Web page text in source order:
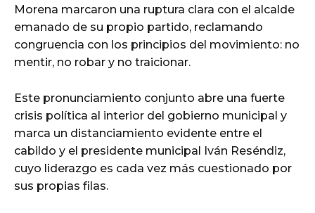
Morena marcaron una ruptura clara con el alcalde
emanado de su propio partido, reclamando
congruencia con los principios del movimiento: no
mentir, no robar y no traicionar.
Este pronunciamiento conjunto abre una fuerte
crisis política al interior del gobierno municipal y
marca un distanciamiento evidente entre el
cabildo y el presidente municipal Iván Reséndiz,
cuyo liderazgo es cada vez más cuestionado por
sus propias filas.